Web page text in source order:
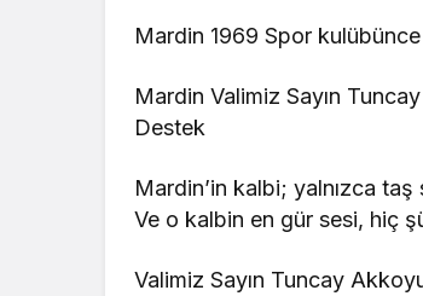
Mardin 1969 Spor kulübünce
Mardin Valimiz Sayın
Destek
Mardin’in kalbi; yalnızca
Ve o kalbin en gür sesi, hiç
Valimiz Sayın Tuncay